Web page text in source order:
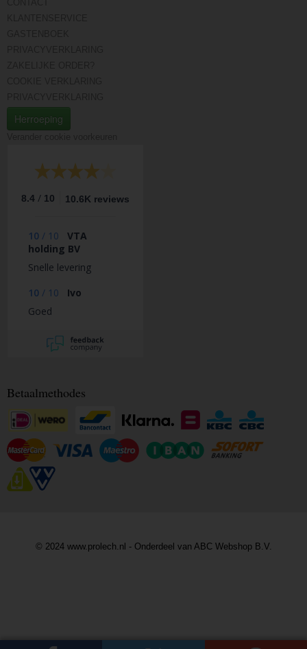
Herroeping
8.4 / 10 10.6K reviews
10 / 10
VTA
holding BV
Snelle levering
10 / 10
Ivo
Goed
Betaalmethodes